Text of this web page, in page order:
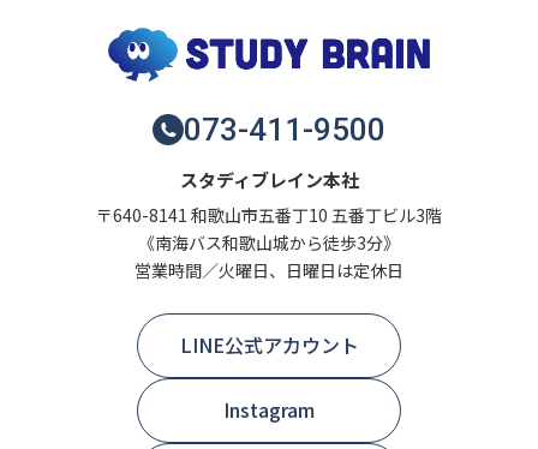
073-411-9500
スタディブレイン本社
〒640-8141 和歌山市五番丁10 五番丁ビル3階
《南海バス和歌山城から徒歩3分》
営業時間／火曜日、日曜日は定休日
LINE公式アカウント
Instagram